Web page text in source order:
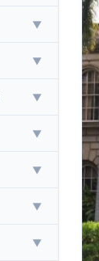
▼
▼
▼
▼
▼
▼
▼